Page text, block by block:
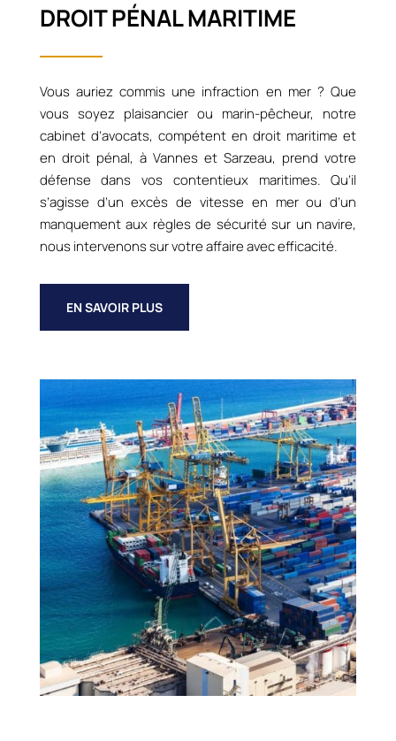
DROIT PÉNAL MARITIME
Vous auriez commis une infraction en mer ? Que
vous soyez plaisancier ou marin-pêcheur, notre
cabinet d’avocats, compétent en droit maritime et
en droit pénal, à Vannes et Sarzeau, prend votre
défense dans vos contentieux maritimes. Qu’il
s’agisse d’un excès de vitesse en mer ou d’un
manquement aux règles de sécurité sur un navire,
nous intervenons sur votre affaire avec efficacité.
EN SAVOIR PLUS